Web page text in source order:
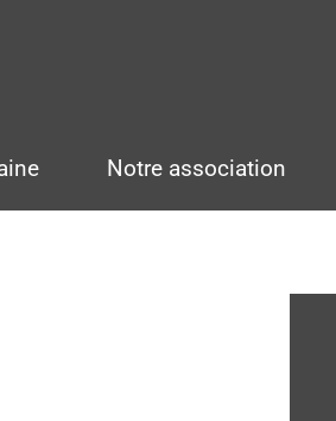
Notre association